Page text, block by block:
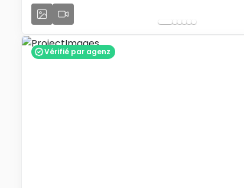
Vérifié par agenz